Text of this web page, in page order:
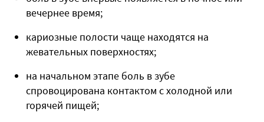
вечернее время;
кариозные полости чаще находятся на
жевательных поверхностях;
на начальном этапе боль в зубе
спровоцирована контактом с холодной или
горячей пищей;